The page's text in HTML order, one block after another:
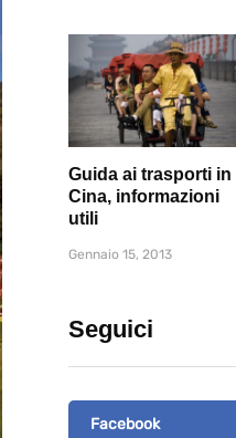
Guida ai trasporti in
Cina, informazioni
utili
Gennaio 15, 2013
Seguici
Facebook